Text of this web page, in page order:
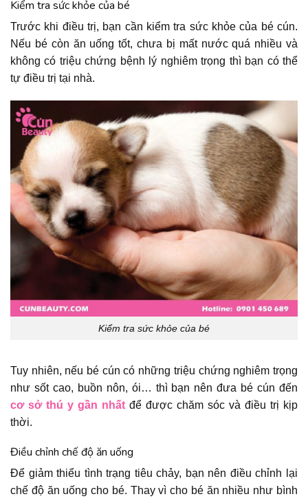
Kiểm tra sức khỏe của bé
Trước khi điều trị, bạn cần kiểm tra sức khỏe của bé cún.
Nếu bé còn ăn uống tốt, chưa bị mất nước quá nhiều và
không có triệu chứng bệnh lý nghiêm trọng thì bạn có thể
tự điều trị tại nhà.
Kiểm tra sức khỏe của bé
Tuy nhiên, nếu bé cún có những triệu chứng nghiêm trọng
như sốt cao, buồn nôn, ói… thì bạn nên đưa bé cún đến
cơ sở thú y gần nhất để được chăm sóc và điều trị kịp
thời.
Điều chỉnh chế độ ăn uống
Để giảm thiểu tình trạng tiêu chảy, bạn nên điều chỉnh lại
chế độ ăn uống cho bé. Thay vì cho bé ăn nhiều như bình